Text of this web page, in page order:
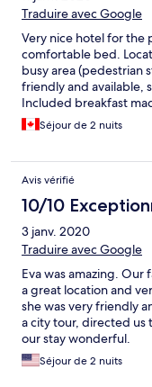
Traduire avec Google
Very nice hotel for the
comfortable bed.
busy area (pedestrian
friendly and available,
Included breakfast
excellent and
loved the chocolate
Séjour de 2 nuits
Avis vérifié
10/10
3 janv. 2020
Traduire avec Google
Eva was amazing.
a great location and
she was very friendly
a city tour, directed us
our stay wonderful.
Séjour de 2 nuits